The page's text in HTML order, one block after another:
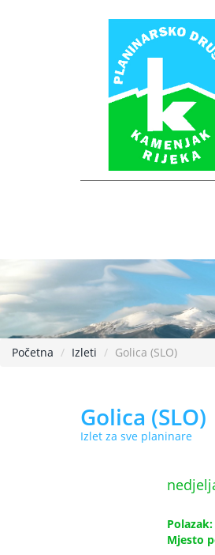
Početna Izleti Golica (SLO)
Golica (SLO)
Izlet za sve planinare
Polazak:
Mjesto